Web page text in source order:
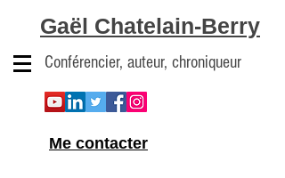
Gaël Chatelain-Berry
Conférencier, auteur, chroniqueur
Me contacter